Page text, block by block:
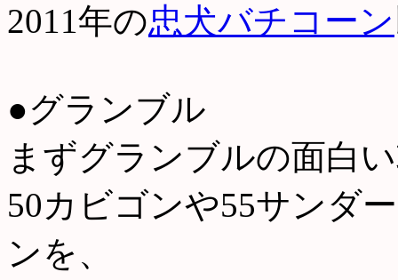
2011年の忠犬バチコーン
●グランブル
まずグランブルの面白
50カビゴンや55サンダ
ンを、